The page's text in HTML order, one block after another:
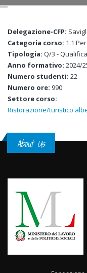
Delegazione-CFP:
Categoria corso: 1.1
Tipologia: Q/3 -
Anno formativo: 2024/
Numero studenti: 22
Numero ore: 990
Settore corso:
Ristorazione/turistico
About Us